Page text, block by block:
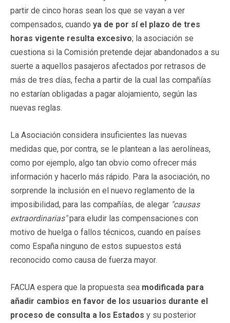
partir de cinco horas sean los que se vayan a ver
compensados, cuando ya de por sí el plazo de tres
horas vigente resulta excesivo; la asociación se
cuestiona si la Comisión pretende dejar abandonados a su
suerte a aquellos pasajeros afectados por retrasos de
más de tres días, fecha a partir de la cual las compañías
no estarían obligadas a pagar alojamiento, según las
nuevas reglas.
La Asociación considera insuficientes las nuevas
medidas que, por contra, se le plantean a las aerolíneas,
como por ejemplo, algo tan obvio como ofrecer más
información y hacerlo más rápido. Para la asociación, no
sorprende la inclusión en el nuevo reglamento de la
imposibilidad, para las compañías, de alegar "causas
extraordinarias"para eludir las compensaciones con
motivo de huelga o fallos técnicos, cuando en países
como España ninguno de estos supuestos está
reconocido como causa de fuerza mayor.
FACUA espera que la propuesta sea modificada para
añadir cambios en favor de los usuarios durante el
proceso de consulta a los Estados y su posterior